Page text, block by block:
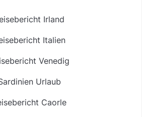
Irland
Italien
Venedig
Urlaub
Caorle